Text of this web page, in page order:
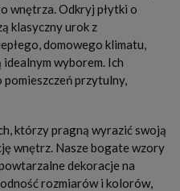
wnętrza. Odkryj płytki o
klasyczny urok z
domowego klimatu,
wyborem. Ich
przytulny,
którzy pragną wyrazić swoją
wnętrz. Nasze bogate wzory
dekoracje na
rozmiarów i kolorów,